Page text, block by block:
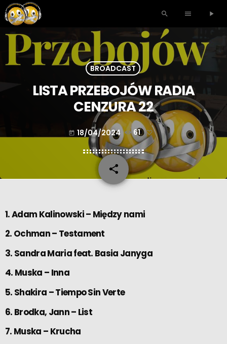
search menu play_arrow
BROADCAST
LISTA PRZEBOJÓW RADIA
CENZURA 22
today 18/04/2024 61
share
email
1. Adam Kalinowski – Między nami
2. Ochman – Testament
3. Sandra Maria feat. Basia Janyga
4. Muska – Inna
5. Shakira – Tiempo Sin Verte
6. Brodka, Jann – List
7. Muska – Krucha